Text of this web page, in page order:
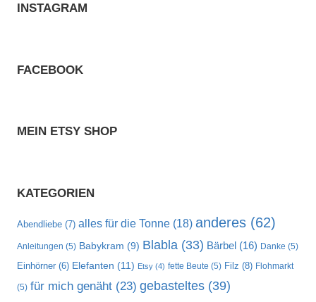
INSTAGRAM
FACEBOOK
MEIN ETSY SHOP
KATEGORIEN
Abendliebe (7) alles für die Tonne (18) anderes (62)
Anleitungen (5) Babykram (9) Blabla (33) Bärbel (16) Danke (5)
Einhörner (6) Elefanten (11) Etsy (4) fette Beute (5) Filz (8) Flohmarkt
(5) für mich genäht (23) gebasteltes (39)